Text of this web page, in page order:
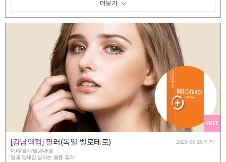
패키지 보기 토글
HOT
[강남역점] 필러(독일 벨로테로) 2026-08-15 까지
이마/팔자/앞광대/볼
얼굴 입체감 살리는 볼륨 필러